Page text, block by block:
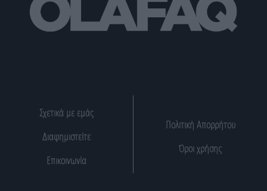
Σχετικά με εμάς
Διαφημιστείτε
Επικοινωνία
Πολιτική Απορρήτου
Όροι χρήσης